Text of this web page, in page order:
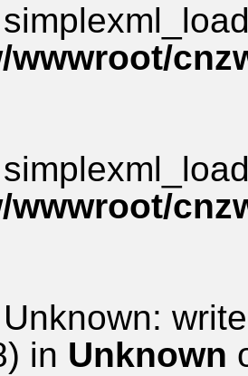
wwwroot/
wwwroot/
in Unknown